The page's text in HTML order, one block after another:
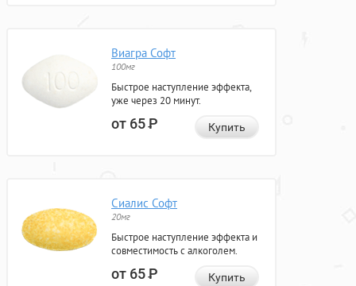
Виагра Софт
100мг
Быстрое наступление эффекта,
уже через 20 минут.
от 65Р Купить
Сиалис Софт
20мг
Быстрое наступление эффекта и
совместимость с алкоголем.
от 65Р Купить